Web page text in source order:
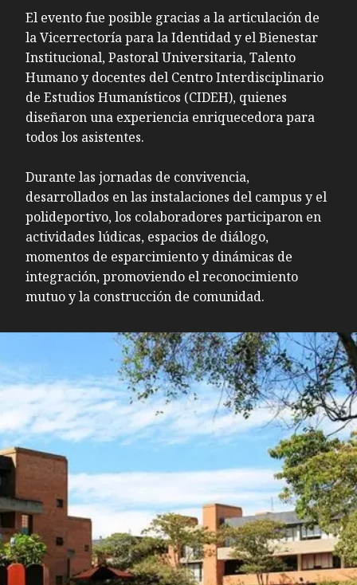
El evento fue posible gracias a la articulación de
la Vicerrectoría para la Identidad y el Bienestar
Institucional, Pastoral Universitaria, Talento
Humano y docentes del Centro Interdisciplinario
de Estudios Humanísticos (CIDEH), quienes
diseñaron una experiencia enriquecedora para
todos los asistentes.
Durante las jornadas de convivencia,
desarrollados en las instalaciones del campus y el
polideportivo, los colaboradores participaron en
actividades lúdicas, espacios de diálogo,
momentos de esparcimiento y dinámicas de
integración, promoviendo el reconocimiento
mutuo y la construcción de comunidad.